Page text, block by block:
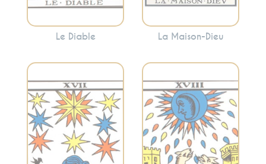
Le Diable La Maison-Dieu
Incarne l’espoir,
l’inspiration et la
spiritualité. L’Étoile
suggère souvent
Évoque les
illusions, l’intuition
et les émotions
profondes. Cette
carte peut indiquer